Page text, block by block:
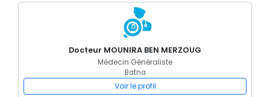
Docteur MOUNIRA BEN MERZOUG
Médecin Généraliste
Batna
Voir le profil